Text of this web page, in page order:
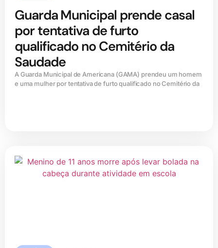
Guarda Municipal prende casal
por tentativa de furto
qualificado no Cemitério da
Saudade
A Guarda Municipal de Americana (GAMA) prendeu um homem
e uma mulher por tentativa de furto qualificado no Cemitério da